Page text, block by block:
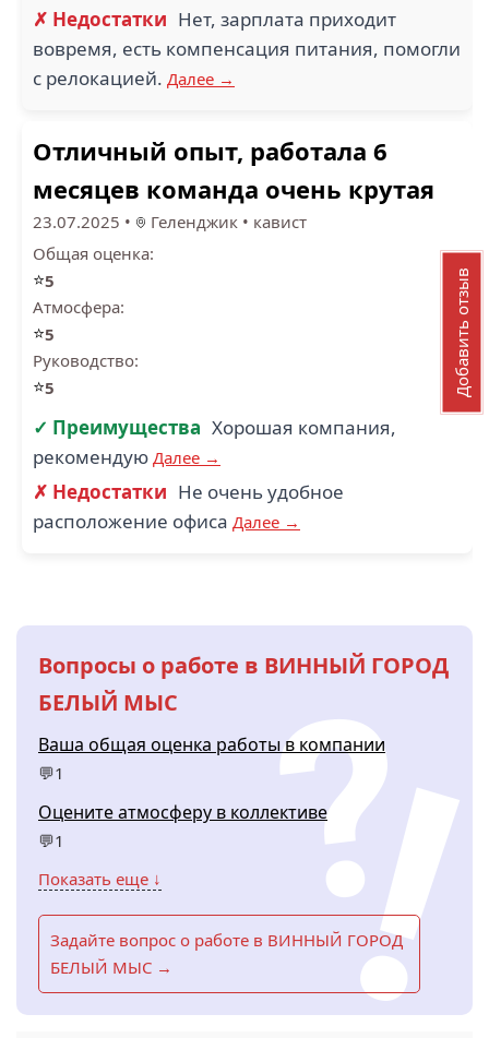
✗ Недостатки Нет, зарплата приходит
вовремя, есть компенсация питания, помогли
с релокацией. Далее →
Отличный опыт, работала 6
месяцев команда очень крутая
23.07.2025 • Геленджик • кавист
Общая оценка:
⭐5
Атмосфера:
⭐5
Руководство:
⭐5
✓ Преимущества Хорошая компания,
рекомендую Далее →
✗ Недостатки Не очень удобное
расположение офиса Далее →
Вопросы о работе в ВИННЫЙ ГОРОД
БЕЛЫЙ МЫС
Ваша общая оценка работы в компании
💬1
Оцените атмосферу в коллективе
💬1
Показать еще ↓
Задайте вопрос о работе в ВИННЫЙ ГОРОД
БЕЛЫЙ МЫС →
Добавить отзыв